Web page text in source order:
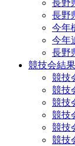
長野
長野
今年
今年
長野
競技会結果
競技
競技
競技
競技
競技
競技